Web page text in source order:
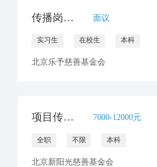
传播岗（实习）1名 面议
实习生 在校生 本科
北京乐予慈善基金会
项目传播官员（病房学校） 7000-12000元
全职 不限 本科
北京新阳光慈善基金会